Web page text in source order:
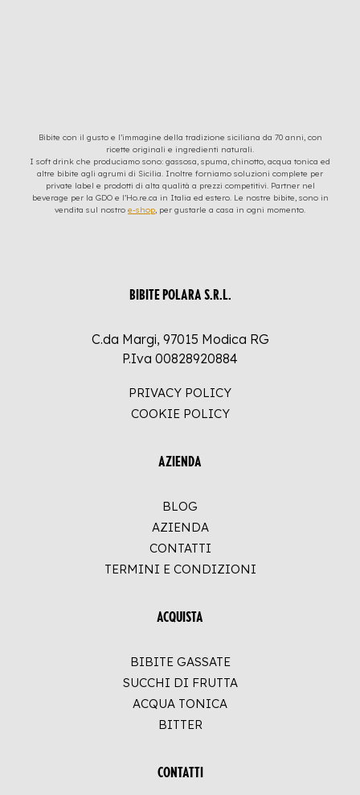
Bibite con il gusto e l’immagine della tradizione siciliana da 70 anni, con
ricette originali e ingredienti naturali.
I soft drink che produciamo sono: gassosa, spuma, chinotto, acqua tonica ed
altre bibite agli agrumi di Sicilia. Inoltre forniamo soluzioni complete per
private label e prodotti di alta qualità a prezzi competitivi. Partner nel
beverage per la GDO e l’Ho.re.ca in Italia ed estero. Le nostre bibite, sono in
vendita sul nostro e-shop, per gustarle a casa in ogni momento.
BIBITE POLARA S.R.L.
C.da Margi, 97015 Modica RG
P.Iva 00828920884
PRIVACY POLICY
COOKIE POLICY
AZIENDA
BLOG
AZIENDA
CONTATTI
TERMINI E CONDIZIONI
ACQUISTA
BIBITE GASSATE
SUCCHI DI FRUTTA
ACQUA TONICA
BITTER
CONTATTI